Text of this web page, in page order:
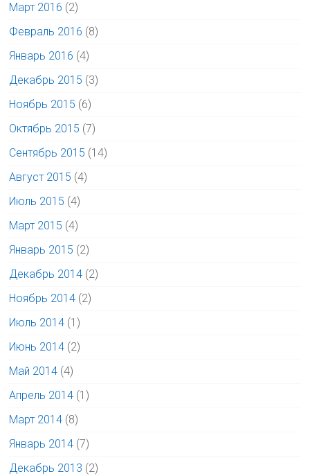
Март 2016 (2)
Февраль 2016 (8)
Январь 2016 (4)
Декабрь 2015 (3)
Ноябрь 2015 (6)
Октябрь 2015 (7)
Сентябрь 2015 (14)
Август 2015 (4)
Июль 2015 (4)
Март 2015 (4)
Январь 2015 (2)
Декабрь 2014 (2)
Ноябрь 2014 (2)
Июль 2014 (1)
Июнь 2014 (2)
Май 2014 (4)
Апрель 2014 (1)
Март 2014 (8)
Январь 2014 (7)
Декабрь 2013 (2)